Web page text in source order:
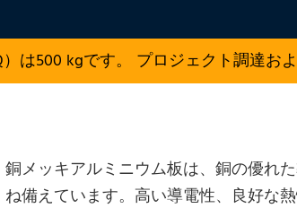
は500 kgです。 プロジェクト調達お
銅メッキアルミニウム板は、銅の優れ
ね備えています。高い導電性、良好な